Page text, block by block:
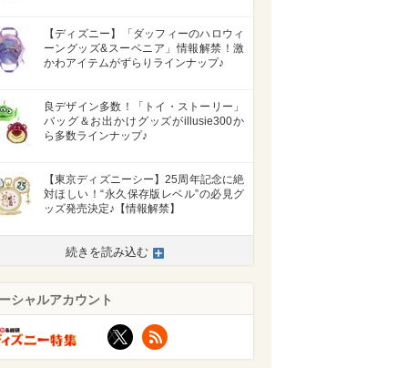
【ディズニー】「ダッフィーのハロウィ
ーングッズ&スーベニア」情報解禁！激
かわアイテムがずらりラインナップ♪
良デザイン多数！「トイ・ストーリー」
バッグ＆お出かけグッズがillusie300か
ら多数ラインナップ♪
【東京ディズニーシー】25周年記念に絶
対ほしい！“永久保存版レベル”の必見グ
ッズ発売決定♪【情報解禁】
続きを読み込む
シャルアカウント
X